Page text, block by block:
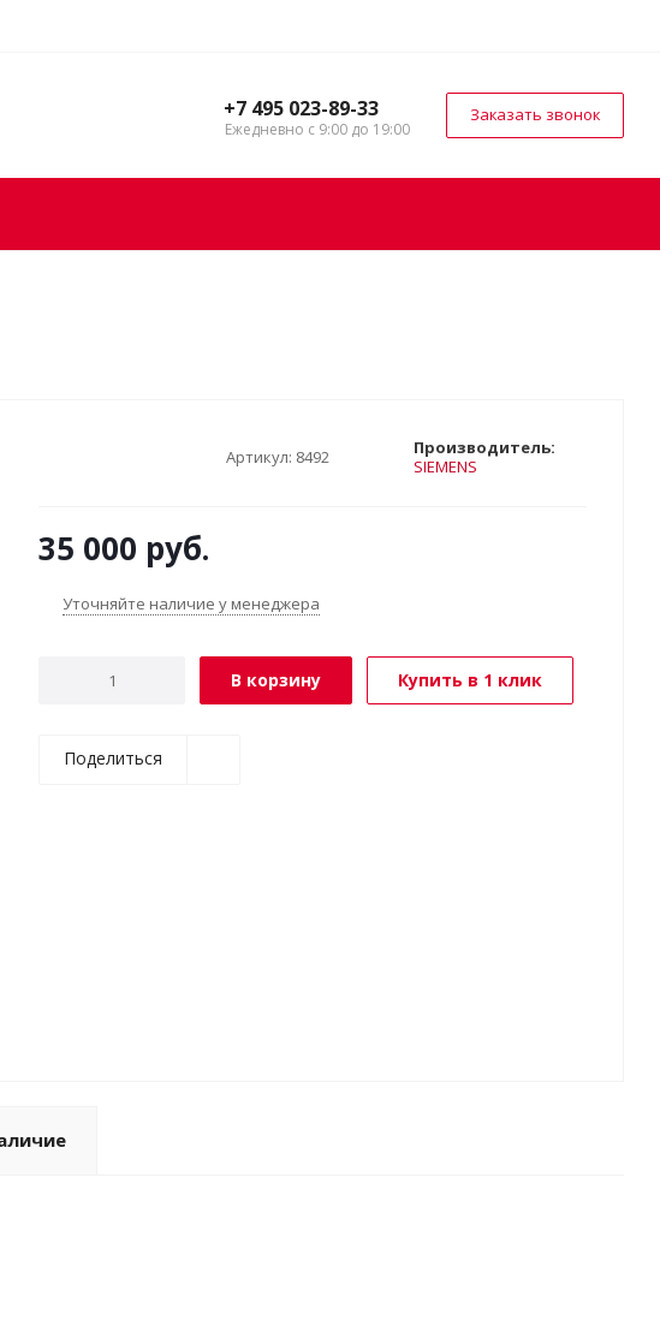
+7 495 023-89-33
Ежедневно с 9:00 до 19:00
Заказать звонок
Артикул: 8492
Производитель:
SIEMENS
35 000 руб.
Уточняйте наличие у менеджера
В корзину Купить в 1 клик
Поделиться